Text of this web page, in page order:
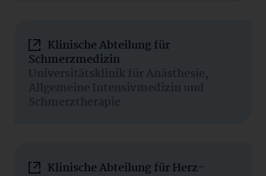
Klinische Abteilung für
Schmerzmedizin
Universitätsklinik für Anästhesie,
Allgemeine Intensivmedizin und
Schmerztherapie
Klinische Abteilung für Herz-